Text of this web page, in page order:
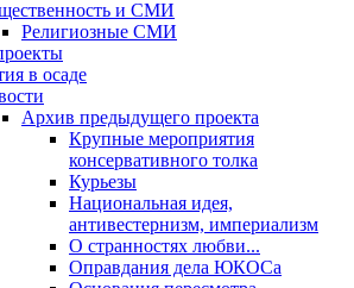
и СМИ
Религиозные СМИ
в осаде
Архив предыдущего проекта
Крупные мероприятия
консервативного толка
Курьезы
Национальная идея,
антивестернизм, империализм
О странностях любви...
Оправдания дела ЮКОСа